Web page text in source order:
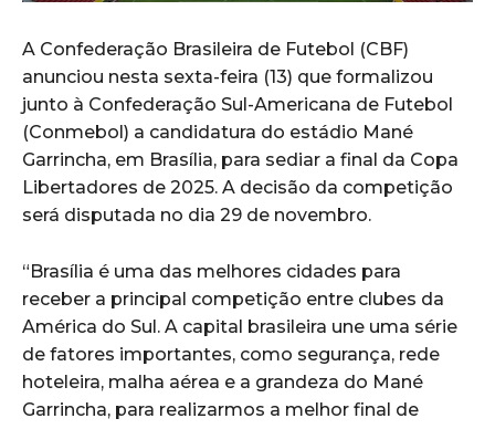
A Confederação Brasileira de Futebol (CBF)
anunciou nesta sexta-feira (13) que formalizou
junto à Confederação Sul-Americana de Futebol
(Conmebol) a candidatura do estádio Mané
Garrincha, em Brasília, para sediar a final da Copa
Libertadores de 2025. A decisão da competição
será disputada no dia 29 de novembro.
“Brasília é uma das melhores cidades para
receber a principal competição entre clubes da
América do Sul. A capital brasileira une uma série
de fatores importantes, como segurança, rede
hoteleira, malha aérea e a grandeza do Mané
Garrincha, para realizarmos a melhor final de